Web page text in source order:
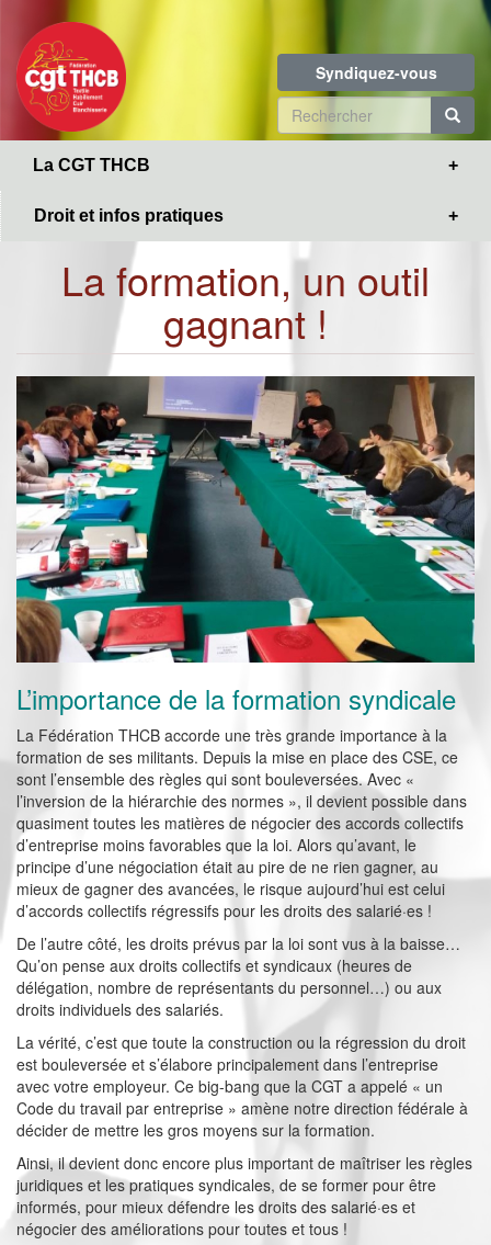
contenu
principal
Syndiquez-vous
Formulaire
de
La CGT THCB
Droit et infos pratiques
La formation, un outil
gagnant !
L’importance de la formation syndicale
La Fédération THCB accorde une très grande importance à la
formation de ses militants. Depuis la mise en place des CSE, ce
sont l’ensemble des règles qui sont bouleversées. Avec «
l’inversion de la hiérarchie des normes », il devient possible dans
quasiment toutes les matières de négocier des accords collectifs
d’entreprise moins favorables que la loi. Alors qu’avant, le
principe d’une négociation était au pire de ne rien gagner, au
mieux de gagner des avancées, le risque aujourd’hui est celui
d’accords collectifs régressifs pour les droits des salarié·es !
De l’autre côté, les droits prévus par la loi sont vus à la baisse…
Qu’on pense aux droits collectifs et syndicaux (heures de
délégation, nombre de représentants du personnel…) ou aux
droits individuels des salariés.
La vérité, c’est que toute la construction ou la régression du droit
est bouleversée et s’élabore principalement dans l’entreprise
avec votre employeur. Ce big-bang que la CGT a appelé « un
Code du travail par entreprise » amène notre direction fédérale à
décider de mettre les gros moyens sur la formation.
Ainsi, il devient donc encore plus important de maîtriser les règles
juridiques et les pratiques syndicales, de se former pour être
informés, pour mieux défendre les droits des salarié·es et
négocier des améliorations pour toutes et tous !